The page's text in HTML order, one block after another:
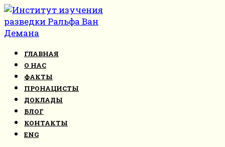
Перейти
к
контенту
ГЛАВНАЯ
О НАС
ФАКТЫ
ПРОНАЦИСТЫ
ДОКЛАДЫ
БЛОГ
КОНТАКТЫ
ENG